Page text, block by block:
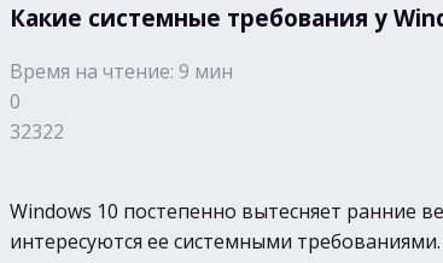
Какие системные требования у
Время на чтение: 9 мин
0
32322
Windows 10 постепенно вытесняет ранние
интересуются ее системными требованиями.